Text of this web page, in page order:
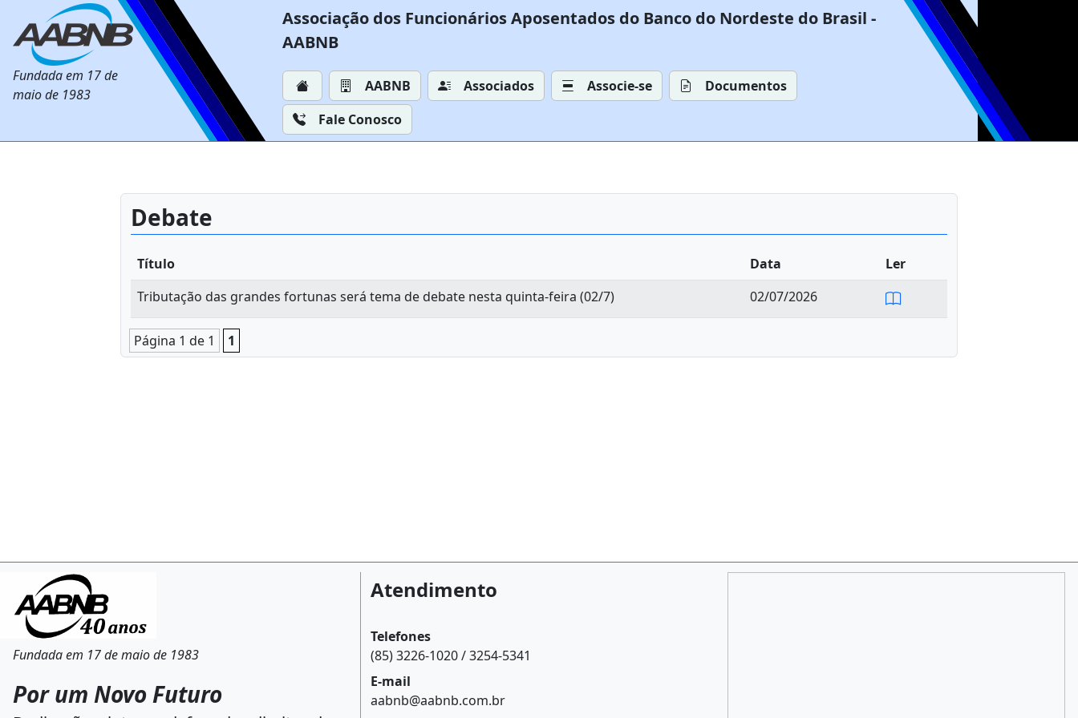
Fundada em 17 de
maio de 1983
Associação dos Funcionários Aposentados do Banco do Nordeste do Brasil -
AABNB
AABNB Associados Associe-se
Documentos
Fale Conosco
Debate
Título Data
Ler
Tributação das grandes fortunas será tema de debate nesta quinta-feira (02/7)
02/07/2026
Página 1 de 1 1
Fundada em 17 de maio de 1983
Por um Novo Futuro
Atendimento
Telefones
(85) 3226-1020 / 3254-5341
E-mail
aabnb@aabnb.com.br